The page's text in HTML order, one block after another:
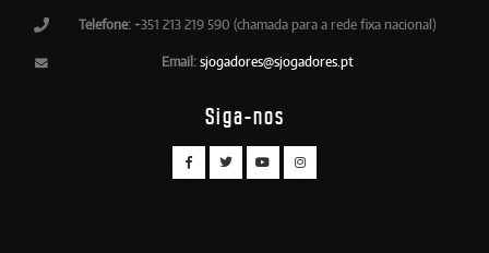
Telefone: +351 213 219 590 (chamada para a rede fixa nacional)
Email: sjogadores@sjogadores.pt
Siga-nos